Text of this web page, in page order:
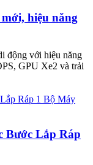
hiệu năng
động với hiệu năng
GPU Xe2 và trải
Bước Lắp Ráp